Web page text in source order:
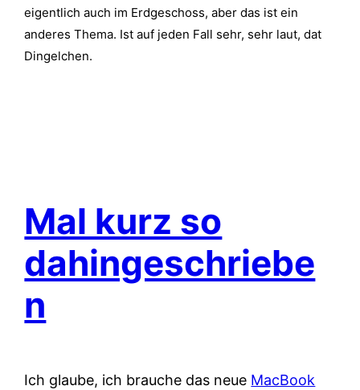
eigentlich auch im Erdgeschoss, aber das ist ein
anderes Thema. Ist auf jeden Fall sehr, sehr laut, dat
Dingelchen.
Mal kurz so
dahingeschriebe
n
Ich glaube, ich brauche das neue MacBook